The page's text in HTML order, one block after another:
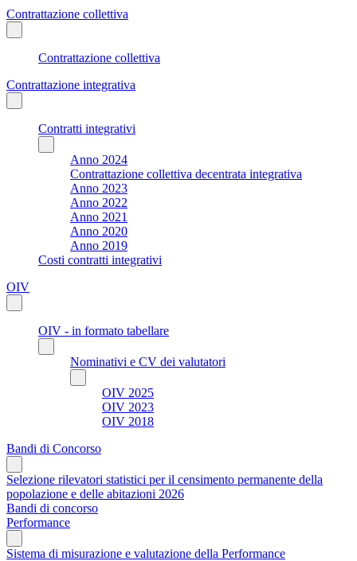
Contrattazione collettiva
Contrattazione collettiva
Contrattazione integrativa
Contratti integrativi
Anno 2024
Contrattazione collettiva decentrata integrativa
Anno 2023
Anno 2022
Anno 2021
Anno 2020
Anno 2019
Costi contratti integrativi
OIV
OIV - in formato tabellare
Nominativi e CV dei valutatori
OIV 2025
OIV 2023
OIV 2018
Bandi di Concorso
Selezione rilevatori statistici per il censimento permanente della
popolazione e delle abitazioni 2026
Bandi di concorso
Performance
Sistema di misurazione e valutazione della Performance